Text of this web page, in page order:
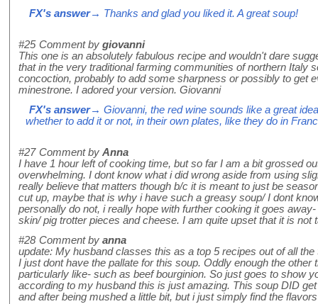
FX's answer→ Thanks and glad you liked it. A great soup!
#25 Comment by giovanni
This one is an absolutely fabulous recipe and wouldn't dare
that in the very traditional farming communities of northern Italy
concoction, probably to add some sharpness or possibly to get
minestrone. I adored your version. Giovanni
FX's answer→ Giovanni, the red wine sounds like a great
whether to add it or not, in their own plates, like they do in
#27 Comment by Anna
I have 1 hour left of cooking time, but so far I am a bit grossed
overwhelming. I dont know what i did wrong aside from using
really believe that matters though b/c it is meant to just be
cut up, maybe that is why i have such a greasy soup/ I dont
personally do not, i really hope with further cooking it goes
skin/ pig trotter pieces and cheese. I am quite upset that it is not
#28 Comment by anna
update: My husband classes this as a top 5 recipes out of all
I just dont have the pallate for this soup. Oddly enough the other
particularly like- such as beef bourginion. So just goes to show
according to my husband this is just amazing. This soup DID
and after being mushed a little bit, but i just simply find the